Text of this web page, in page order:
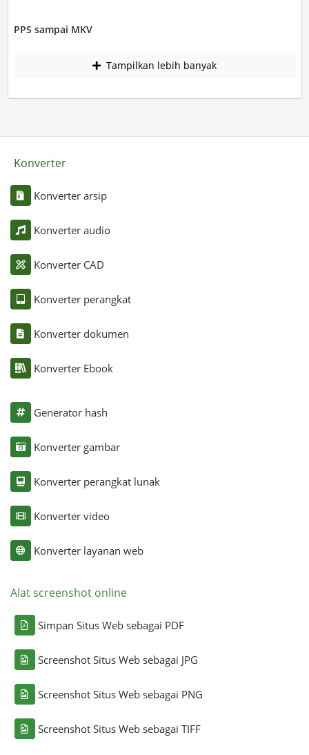
PPS sampai MKV
Tampilkan lebih banyak
Konverter
Konverter arsip
Konverter audio
Konverter CAD
Konverter perangkat
Konverter dokumen
Konverter Ebook
Generator hash
Konverter gambar
Konverter perangkat lunak
Konverter video
Konverter layanan web
Alat screenshot online
Simpan Situs Web sebagai PDF
Screenshot Situs Web sebagai JPG
Screenshot Situs Web sebagai PNG
Screenshot Situs Web sebagai TIFF